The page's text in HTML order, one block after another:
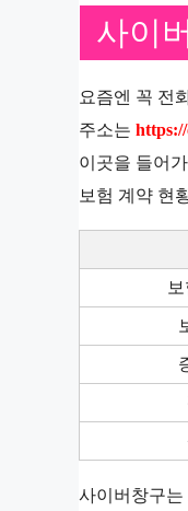
사이
요즘엔 꼭 전
주소는
이곳을 들어
보험 계약 현
사이버창구는